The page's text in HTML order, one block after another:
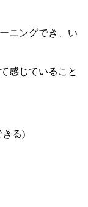
ニングでき、い
感じていること
る)